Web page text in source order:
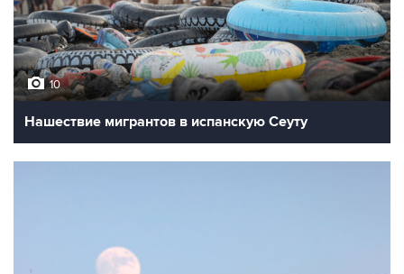
10
Нашествие мигрантов в испанскую Сеуту